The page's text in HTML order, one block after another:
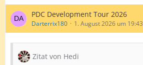
PDC Development Tour 2026
Darterrix180 1. August 2026 um 19:43
Zitat von Hedi